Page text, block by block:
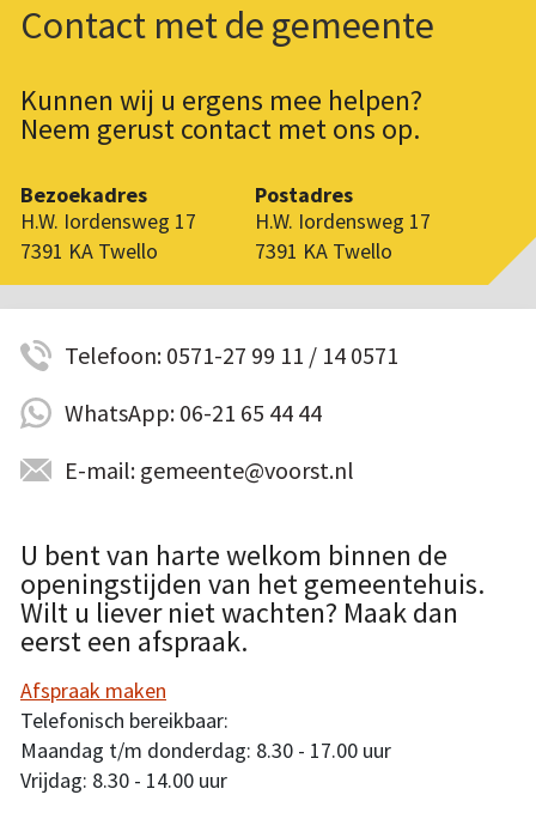
Contact met de gemeente
Kunnen wij u ergens mee helpen?
Neem gerust contact met ons op.
Bezoekadres
H.W. Iordensweg 17
7391 KA Twello
Postadres
H.W. Iordensweg 17
7391 KA Twello
Telefoon: 0571-27 99 11 / 14 0571
WhatsApp: 06-21 65 44 44
E-mail: gemeente@voorst.nl
U bent van harte welkom binnen de
openingstijden van het gemeentehuis.
Wilt u liever niet wachten? Maak dan
eerst een afspraak.
Afspraak maken
Telefonisch bereikbaar:
Maandag t/m donderdag: 8.30 - 17.00 uur
Vrijdag: 8.30 - 14.00 uur